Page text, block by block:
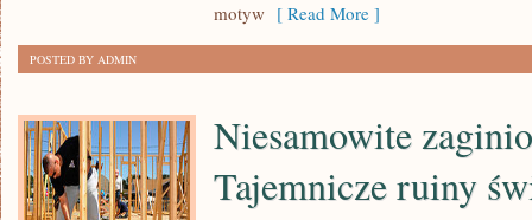
motyw [ Read More ]
POSTED BY ADMIN
Niesamowite
Tajemnicze ruiny